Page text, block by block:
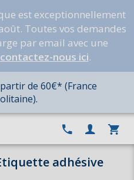
est exceptionnellement
Toutes vos demandes
par email avec une
contactez-nous ici.
de 60€* (France
adhésive